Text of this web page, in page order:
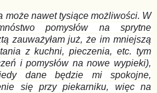
może nawet tysiące możliwości. W
pomysłów na sprytne
zauważyłam już, że im mniejszą
z kuchni, pieczenia, etc. tym
i pomysłów na nowe wypieki),
dane będzie mi spokojne,
się przy piekarniku, więc na